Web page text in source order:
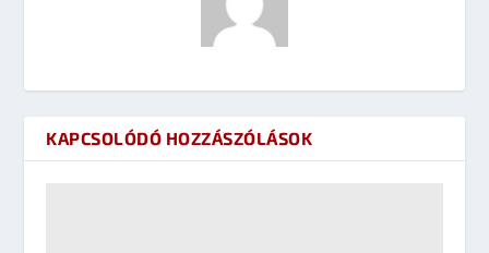
KAPCSOLÓDÓ HOZZÁSZÓLÁSOK